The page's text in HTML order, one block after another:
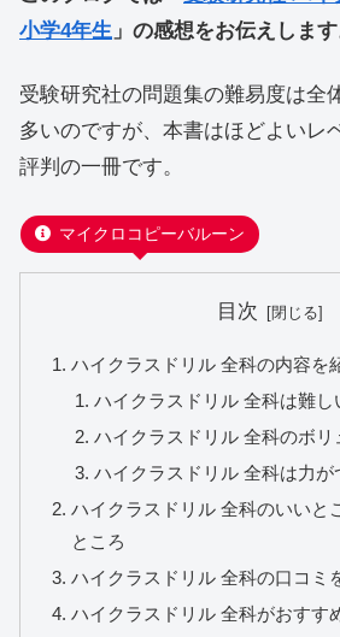
小学4年生 」の感想をお伝えします
受験研究社の問題集の難易度は全
多いのですが、本書はほどよいレ
評判の一冊です。
マイクロコピーバルーン
目次
ハイクラスドリル 全科の内容を
ハイクラスドリル 全科は難し
ハイクラスドリル 全科のボリ
ハイクラスドリル 全科は力が
ハイクラスドリル 全科のいいと
ところ
ハイクラスドリル 全科の口コミ
ハイクラスドリル 全科がおすす